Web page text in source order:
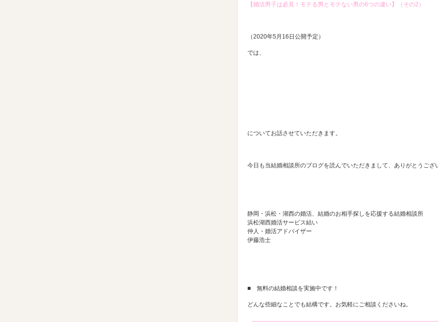
【婚活男子は必見！モテる男とモテない男の6つの違い】（その2）
（2020年5月16日公開予定）
では、
についてお話させていただきます。
今日も当結婚相談所のブログを読んでいただきまして、ありがとうござ
静岡・浜松・湖西の婚活、結婚のお相手探しを応援する結婚相談所
浜松湖西婚活サービス結い
仲人・婚活アドバイザー
伊藤浩士
■ 無料の結婚相談を実施中です！
どんな些細なことでも結構です。お気軽にご相談くださいね。